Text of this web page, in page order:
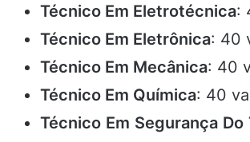
Técnico Em Eletrotécnica:
Técnico Em Eletrônica: 40
Técnico Em Mecânica: 40
Técnico Em Química: 40
Técnico Em Segurança Do